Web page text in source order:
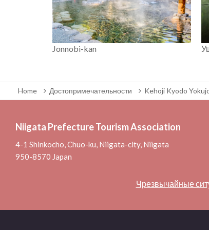
Jonnobi-kan
Home Достопримечательности Kehoji Kyodo
Niigata Prefecture Tourism Association
4-1 Shinkocho, Chuo-ku, Niigata-city, Niigata
950-8570 Japan
Чрезвычайные